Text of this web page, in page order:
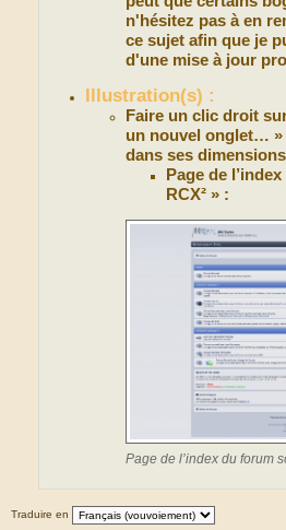
n'hésitez pas à en
ce sujet afin que je
d'une mise à jour
Illustration(s) :
Faire un clic droit
un nouvel onglet… »
dans ses
Page de
RCX² » :
Page de l’index du forum
Traduire en